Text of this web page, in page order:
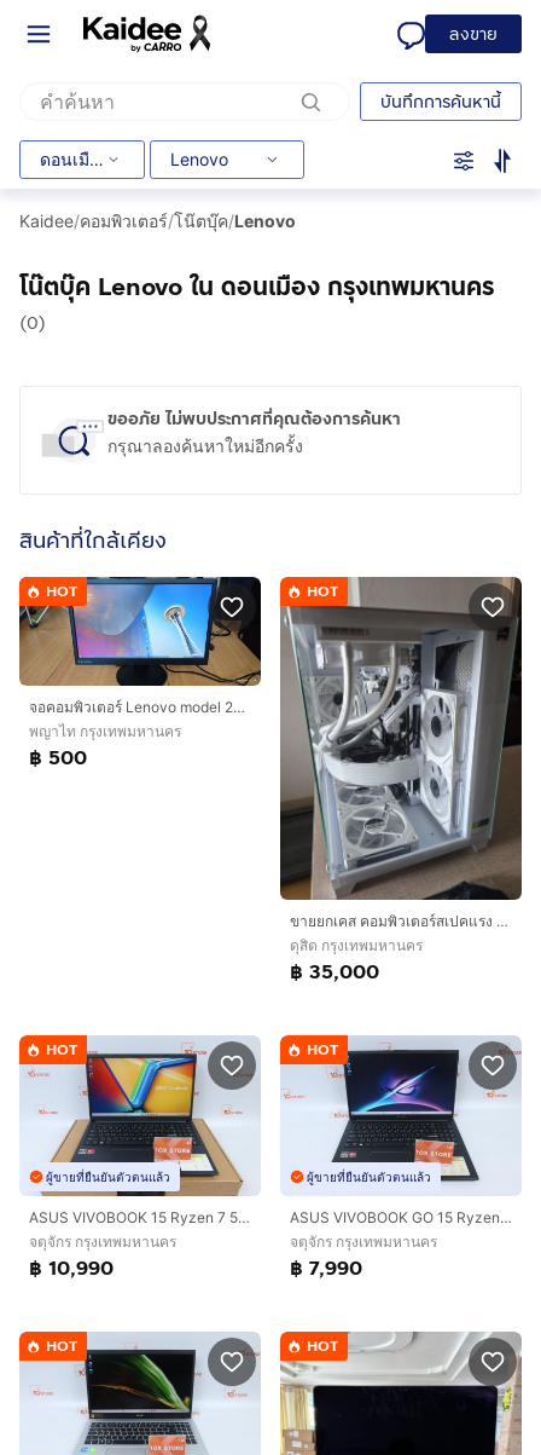
ลงขาย
บันทึกการค้นหานี้
ดอนเมือง Lenovo
Kaidee/คอมพิวเตอร์/โน๊ตบุ๊ค/Lenovo
โน๊ตบุ๊ค Lenovo ใน ดอนเมือง กรุงเทพมหานคร
(0)
ขออภัย ไม่พบประกาศที่คุณต้องการค้นหา
กรุณาลองค้นหาใหม่อีกครั้ง
สินค้าที่ใกล้เคียง
HOT
จอคอมพิวเตอร์ Lenovo model 2215SD(ขายถูกสุดในทุกที่)
พญาไท กรุงเทพมหานคร
฿ 500
HOT
ขายยกเคส คอมพิวเตอร์สเปคแรง รับของเองครับ
ดุสิต กรุงเทพมหานคร
฿ 35,000
HOT
ผู้ขายที่ยืนยันตัวตนแล้ว
ASUS VIVOBOOK 15 Ryzen 7 5825U RAM16.512GB
จตุจักร กรุงเทพมหานคร
฿ 10,990
HOT
ผู้ขายที่ยืนยันตัวตนแล้ว
ASUS VIVOBOOK GO 15 Ryzen 5 7520U RAM8.512GB
จตุจักร กรุงเทพมหานคร
฿ 7,990
HOT HOT